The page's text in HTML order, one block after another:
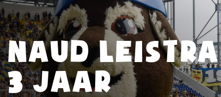
NAUD LEISTRA
3 JAAR